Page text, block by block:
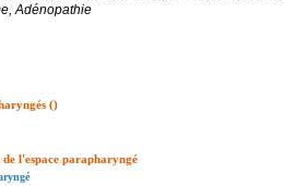
Adénopathie
()
l'espace parapharyngé